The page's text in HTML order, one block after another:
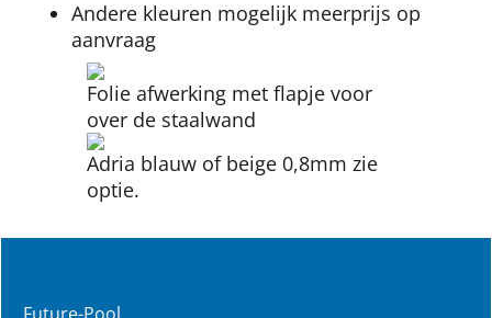
Andere kleuren mogelijk meerprijs op
aanvraag
Folie afwerking met flapje voor
over de staalwand
Adria blauw of beige 0,8mm zie
optie.